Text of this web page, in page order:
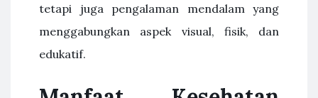
tetapi juga pengalaman mendalam yang
menggabungkan aspek visual, fisik, dan
edukatif.